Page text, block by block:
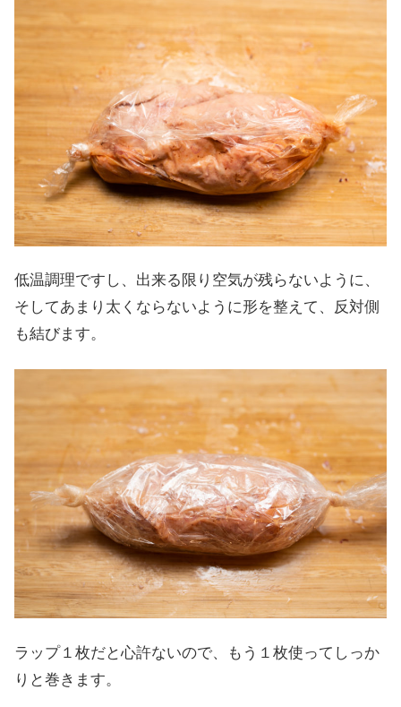
低温調理ですし、出来る限り空気が残らないように、
そしてあまり太くならないように形を整えて、反対側
も結びます。
ラップ１枚だと心許ないので、もう１枚使ってしっか
りと巻きます。